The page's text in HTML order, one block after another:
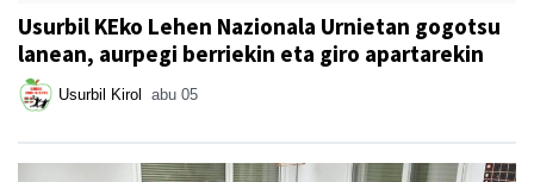
Usurbil KEko Lehen Nazionala Urnietan gogotsu
lanean, aurpegi berriekin eta giro apartarekin
Usurbil Kirol abu 05